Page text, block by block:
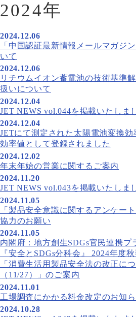
2024年
2024.12.06
「中国認証最新情報メールマガジ
いて
2024.12.06
リチウムイオン蓄電池の技術基準
扱いについて
2024.12.04
JET NEWS vol.044を掲載いたしま
2024.12.04
JETにて測定された太陽電池変換効
効率値として登録されました
2024.12.02
年末年始の営業に関するご案内
2024.11.20
JET NEWS vol.043を掲載いたしま
2024.11.05
「製品安全意識に関するアンケー
協力のお願い
2024.11.05
内閣府：地方創生SDGs官民連携プ
『安全とSDGs分科会』 2024年度
「消費生活用製品安全法の改正に
（11/27）」のご案内
2024.11.01
工場調査にかかる料金改定のお知
2024.10.28